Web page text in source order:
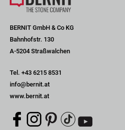
BERNIT GmbH & Co KG
Bahnhofstr. 130
A-5204 Straßwalchen
Tel. +43 6215 8531
info@bernit.at
www.bernit.at